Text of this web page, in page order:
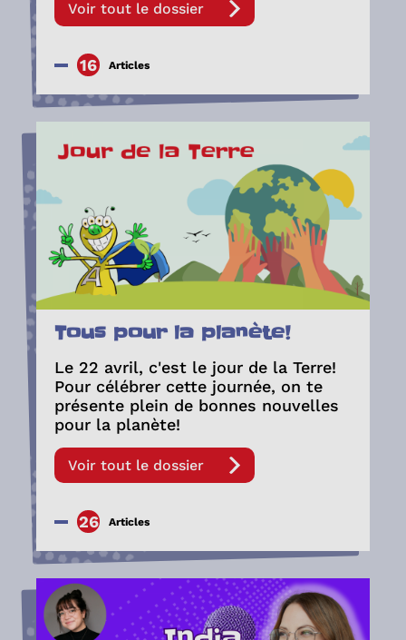
Voir tout le dossier
16 Articles
Tous pour la planète!
Le 22 avril, c'est le jour de la Terre!
Pour célébrer cette journée, on te
présente plein de bonnes nouvelles
pour la planète!
Voir tout le dossier
26 Articles